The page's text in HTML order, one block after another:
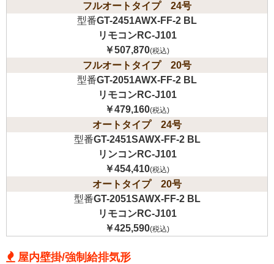
フルオートタイプ 24号
型番GT-2451AWX-FF-2 BL
リモコンRC-J101
￥507,870(税込)
フルオートタイプ 20号
型番GT-2051AWX-FF-2 BL
リモコンRC-J101
￥479,160(税込)
オートタイプ 24号
型番GT-2451SAWX-FF-2 BL
リンコンRC-J101
￥454,410(税込)
オートタイプ 20号
型番GT-2051SAWX-FF-2 BL
リモコンRC-J101
￥425,590(税込)
屋内壁掛/強制給排気形